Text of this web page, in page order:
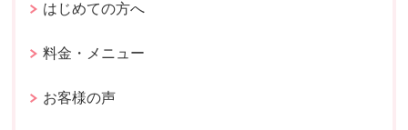
はじめての方へ
料金・メニュー
お客様の声